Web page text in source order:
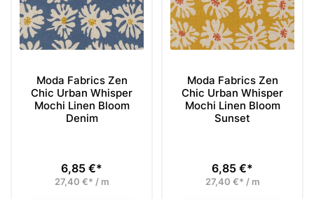
Moda Fabrics Zen
Chic Urban Whisper
Mochi Linen Bloom
Denim
Preis
6,85 €*
27,40 €* / m
Moda Fabrics Zen
Chic Urban Whisper
Mochi Linen Bloom
Sunset
Preis
6,85 €*
27,40 €* / m